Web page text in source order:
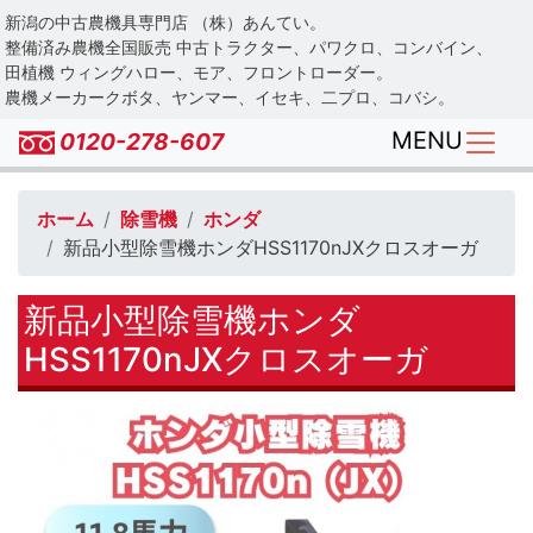
Skip
to
main
content
新潟の中古農機具専門店 （株）あんてい。
整備済み農機全国販売 中古トラクター、パワクロ、コンバイン、
田植機 ウィングハロー、モア、フロントローダー。
農機メーカークボタ、ヤンマー、イセキ、二プロ、コバシ。
0120-278-607 MENU
ホーム 除雪機
ホンダ
新品小型除雪機ホンダHSS1170nJXクロスオーガ
新品小型除雪機ホンダ
HSS1170nJXクロスオーガ